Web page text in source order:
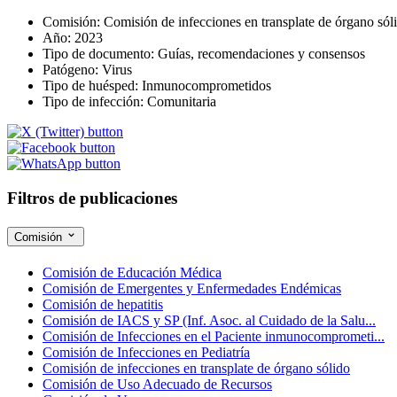
Comisión: Comisión de infecciones en transplate de órgano
Año: 2023
Tipo de documento: Guías, recomendaciones y consensos
Patógeno: Virus
Tipo de huésped: Inmunocomprometidos
Tipo de infección: Comunitaria
Filtros de publicaciones
Comisión
Comisión de Educación Médica
Comisión de Emergentes y Enfermedades Endémicas
Comisión de hepatitis
Comisión de IACS y SP (Inf. Asoc. al Cuidado de la Salu...
Comisión de Infecciones en el Paciente inmunocomprometi...
Comisión de Infecciones en Pediatría
Comisión de infecciones en transplate de órgano sólido
Comisión de Uso Adecuado de Recursos